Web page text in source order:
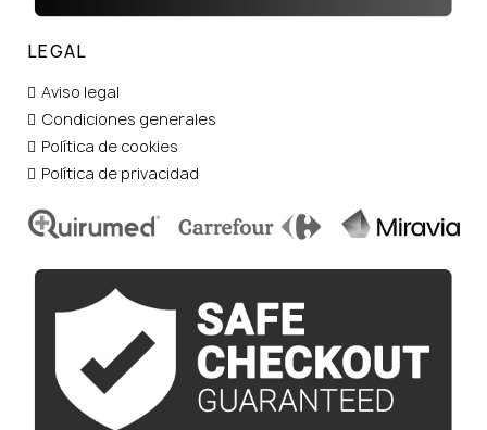
LEGAL
Aviso legal
Condiciones generales
Política de cookies
Política de privacidad